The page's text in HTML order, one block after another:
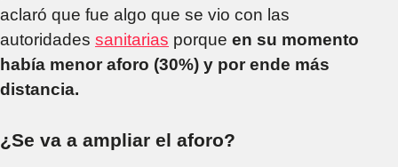
aclaró que fue algo que se vio con las
autoridades sanitarias porque en su momento
había menor aforo (30%) y por ende más
distancia.
¿Se va a ampliar el aforo?